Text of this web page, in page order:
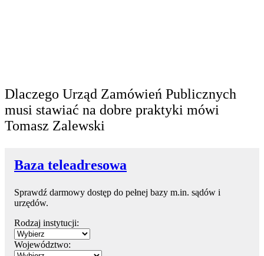
Dlaczego Urząd Zamówień Publicznych
musi stawiać na dobre praktyki mówi
Tomasz Zalewski
Baza teleadresowa
Sprawdź darmowy dostęp do pełnej bazy m.in. sądów i
urzędów.
Rodzaj instytucji:
Województwo: